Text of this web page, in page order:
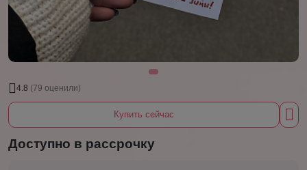
4.8 (79 оценили)
Купить сейчас
Доступно в рассрочку